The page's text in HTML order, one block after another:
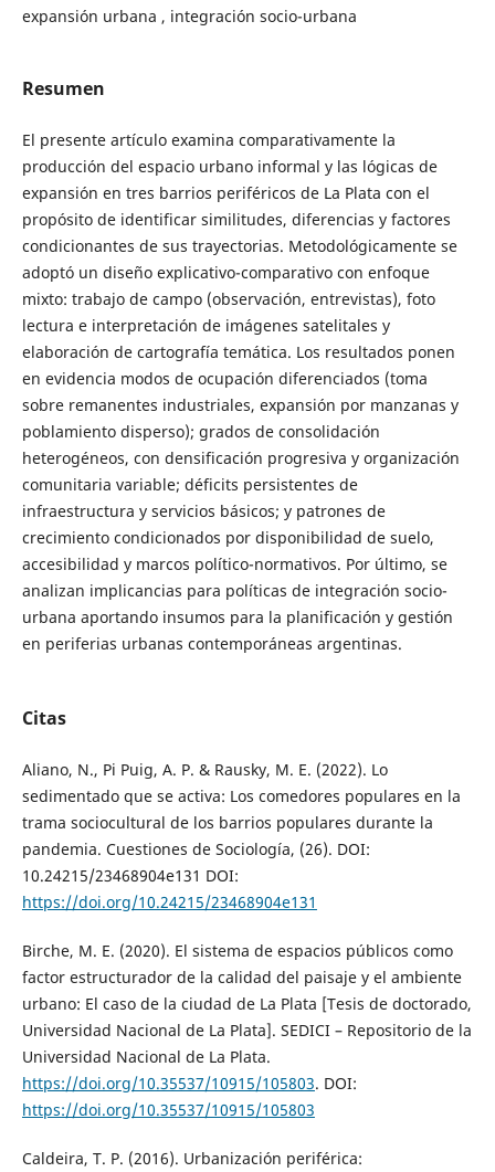
expansión urbana , integración socio-urbana
Resumen
El presente artículo examina comparativamente la
producción del espacio urbano informal y las lógicas de
expansión en tres barrios periféricos de La Plata con el
propósito de identificar similitudes, diferencias y factores
condicionantes de sus trayectorias. Metodológicamente se
adoptó un diseño explicativo-comparativo con enfoque
mixto: trabajo de campo (observación, entrevistas), foto
lectura e interpretación de imágenes satelitales y
elaboración de cartografía temática. Los resultados ponen
en evidencia modos de ocupación diferenciados (toma
sobre remanentes industriales, expansión por manzanas y
poblamiento disperso); grados de consolidación
heterogéneos, con densificación progresiva y organización
comunitaria variable; déficits persistentes de
infraestructura y servicios básicos; y patrones de
crecimiento condicionados por disponibilidad de suelo,
accesibilidad y marcos político-normativos. Por último, se
analizan implicancias para políticas de integración socio-
urbana aportando insumos para la planificación y gestión
en periferias urbanas contemporáneas argentinas.
Citas
Aliano, N., Pi Puig, A. P. & Rausky, M. E. (2022). Lo
sedimentado que se activa: Los comedores populares en la
trama sociocultural de los barrios populares durante la
pandemia. Cuestiones de Sociología, (26). DOI:
10.24215/23468904e131 DOI:
https://doi.org/10.24215/23468904e131
Birche, M. E. (2020). El sistema de espacios públicos como
factor estructurador de la calidad del paisaje y el ambiente
urbano: El caso de la ciudad de La Plata [Tesis de doctorado,
Universidad Nacional de La Plata]. SEDICI – Repositorio de la
Universidad Nacional de La Plata.
https://doi.org/10.35537/10915/105803. DOI:
https://doi.org/10.35537/10915/105803
Caldeira, T. P. (2016). Urbanización periférica: